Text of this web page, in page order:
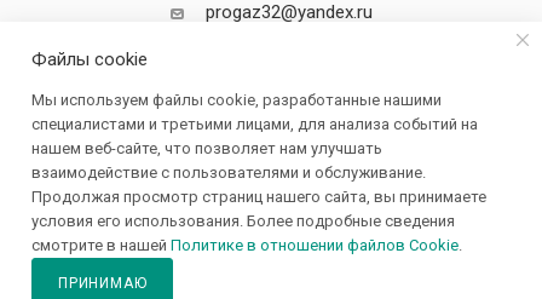
progaz32@yandex.ru
Карачижская д.104/1
Файлы cookie
Мы используем файлы cookie, разработанные нашими
специалистами и третьими лицами, для анализа событий на
нашем веб-сайте, что позволяет нам улучшать
взаимодействие с пользователями и обслуживание.
Продолжая просмотр страниц нашего сайта, вы принимаете
условия его использования. Более подробные сведения
смотрите в нашей Политике в отношении файлов Cookie.
ПРИНИМАЮ